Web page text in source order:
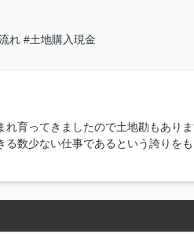
れ #土地購入現金
れ育ってきましたので土地勘もありま
る数少ない仕事であるという誇りを